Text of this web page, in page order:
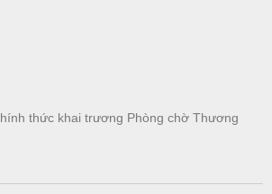
thức khai trương Phòng chờ Thương